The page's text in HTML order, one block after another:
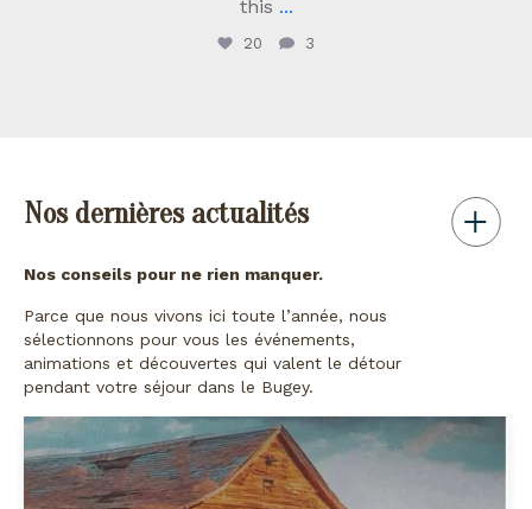
this ...
20 3
Nos dernières actualités
Nos conseils pour ne rien manquer.
Parce que nous vivons ici toute l’année, nous
sélectionnons pour vous les événements,
animations et découvertes qui valent le détour
pendant votre séjour dans le Bugey.